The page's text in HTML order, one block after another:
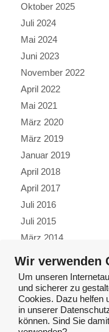
Oktober 2025
Juli 2024
Mai 2024
Juni 2023
November 2022
April 2022
Mai 2021
März 2020
März 2019
Januar 2019
April 2018
April 2017
Juli 2016
Juli 2015
März 2014
Oktober 2013
Januar 2013
November 2012
Juli 2012
Wir verwenden
Um unseren
und sicherer zu
Cookies. Dazu helfen
in unserer
können. Sind Sie